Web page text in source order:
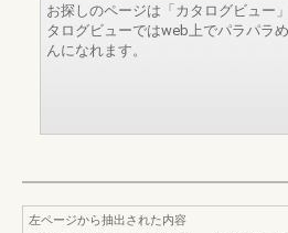
お探しのページは「カタログビュー
タログビューではweb上でパラパラ
んになれます。
左ページから抽出された内容